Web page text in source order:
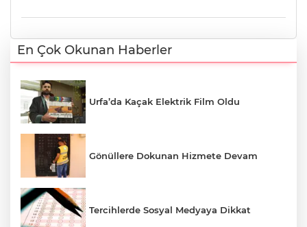
En Çok Okunan Haberler
Urfa’da Kaçak Elektrik Film Oldu
Gönüllere Dokunan Hizmete Devam
Tercihlerde Sosyal Medyaya Dikkat